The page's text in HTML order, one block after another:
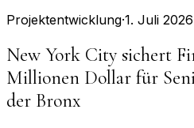
Projektentwicklung·1. Juli 2026
New York City sichert
Millionen Dollar für
der Bronx